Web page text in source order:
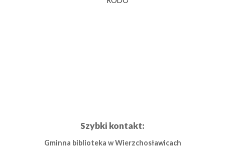
Szybki kontakt:
Gminna biblioteka w Wierzchosławicach